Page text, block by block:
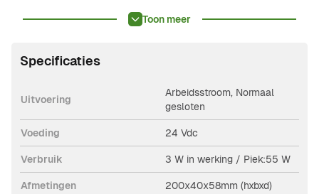
Toon meer
Specificaties
Uitvoering
Arbeidsstroom, Normaal
gesloten
Voeding 24 Vdc
Verbruik 3 W in werking / Piek:55 W
Afmetingen 200x40x58mm (hxbxd)